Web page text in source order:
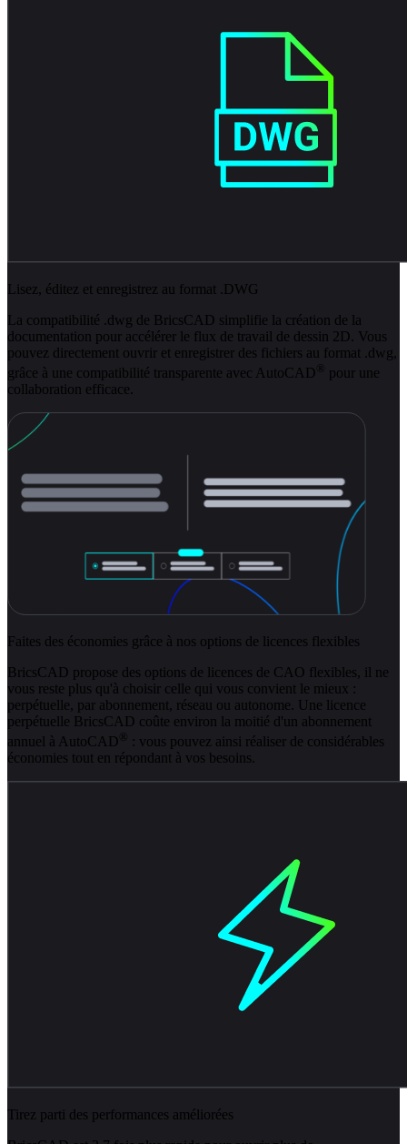
Lisez, éditez et enregistrez au format .DWG
La compatibilité .dwg de BricsCAD simplifie la création de la
documentation pour accélérer le flux de travail de dessin 2D. Vous
pouvez directement ouvrir et enregistrer des fichiers au format .dwg,
grâce à une compatibilité transparente avec AutoCAD ® pour une
collaboration efficace.
Faites des économies grâce à nos options de licences flexibles
BricsCAD propose des options de licences de CAO flexibles, il ne
vous reste plus qu'à choisir celle qui vous convient le mieux :
perpétuelle, par abonnement, réseau ou autonome. Une licence
perpétuelle BricsCAD coûte environ la moitié d'un abonnement
annuel à AutoCAD ® : vous pouvez ainsi réaliser de considérables
économies tout en répondant à vos besoins.
Tirez parti des performances améliorées